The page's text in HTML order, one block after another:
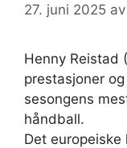
27. juni 2025 av
Henny Reistad
prestasjoner
sesongens
håndball.
Det